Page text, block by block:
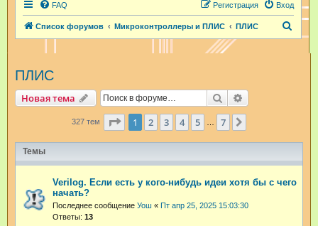
FAQ Вход
Регистрация
Список форумов Микроконтроллеры и ПЛИС ПЛИС
ПЛИС
Новая тема Поиск
327 тем Страница из
1 2 3 4 5 7
Темы
Verilog. Если есть у кого-нибудь идеи хотя бы с чего
начать?
Последнее сообщение Уош « Пт апр 25, 2025 15:03:30
Ответы: 13